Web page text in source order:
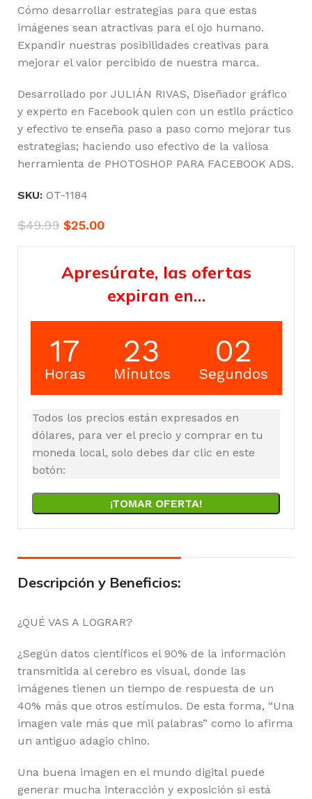
Cómo desarrollar estrategias para que estas
imágenes sean atractivas para el ojo humano.
Expandir nuestras posibilidades creativas para
mejorar el valor percibido de nuestra marca.
Desarrollado por JULIÁN RIVAS, Diseñador gráfico
y experto en Facebook quien con un estilo práctico
y efectivo te enseña paso a paso como mejorar tus
estrategias; haciendo uso efectivo de la valiosa
herramienta de PHOTOSHOP PARA FACEBOOK ADS.
SKU: OT-1184
$49.99 $25.00
Apresúrate, las ofertas
expiran en…
17
Horas
23
Minutos
02
Segundos
Todos los precios están expresados en
dólares, para ver el precio y comprar en tu
moneda local, solo debes dar clic en este
botón:
¡TOMAR OFERTA!
Descripción y Beneficios:
¿QUÉ VAS A LOGRAR?
¿Según datos científicos el 90% de la información
transmitida al cerebro es visual, donde las
imágenes tienen un tiempo de respuesta de un
40% más que otros estímulos. De esta forma, “Una
imagen vale más que mil palabras” como lo afirma
un antiguo adagio chino.
Una buena imagen en el mundo digital puede
generar mucha interacción y exposición si está